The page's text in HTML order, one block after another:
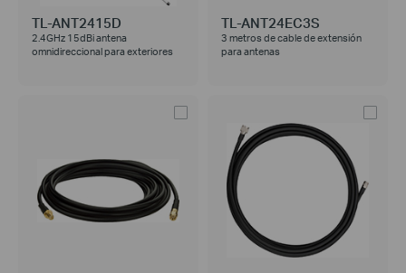
TL-ANT2415D
2.4GHz 15dBi antena
omnidireccional para exteriores
TL-ANT24EC3S
3 metros de cable de extensión
para antenas